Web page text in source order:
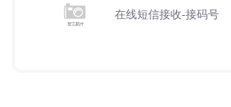
在线短信接收-接码号